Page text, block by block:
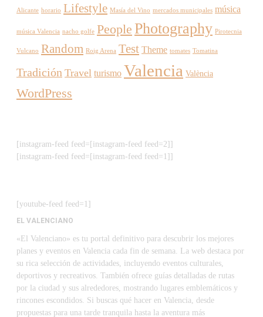
Alicante horario Lifestyle Masía del Vino mercados municipales música
música Valencia nacho golfe People Photography Pirotecnia
Vulcano Random Roig Arena Test Theme tomates Tomatina
Tradición Travel turismo Valencia València
WordPress
[instagram-feed feed=[instagram-feed feed=2]]
[instagram-feed feed=[instagram-feed feed=1]]
[youtube-feed feed=1]
EL VALENCIANO
«El Valenciano» es tu portal definitivo para descubrir los mejores
planes y eventos en Valencia cada fin de semana. La web destaca por
su rica selección de actividades, incluyendo eventos culturales,
deportivos y recreativos. También ofrece guías detalladas de rutas
por la ciudad y sus alrededores, mostrando lugares emblemáticos y
rincones escondidos. Si buscas qué hacer en Valencia, desde
propuestas para una tarde tranquila hasta la aventura más